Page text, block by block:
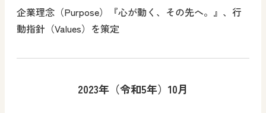
企業理念（Purpose）『心が動く、その先へ。』、行
動指針（Values）を策定
2023年（令和5年）10月